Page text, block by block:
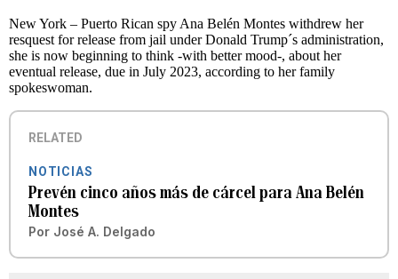
New York – Puerto Rican spy Ana Belén Montes withdrew her
resquest for release from jail under Donald Trump´s administration,
she is now beginning to think -with better mood-, about her
eventual release, due in July 2023, according to her family
spokeswoman.
RELATED
NOTICIAS
Prevén cinco años más de cárcel para Ana Belén
Montes
Por José A. Delgado